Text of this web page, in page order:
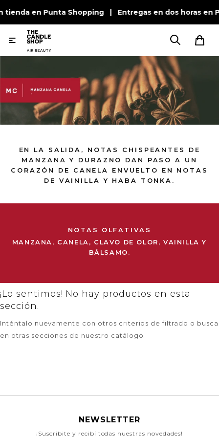
en Punta Shopping | Entregas en dos horas

EN LA SALIDA, NOTAS CHISPEANTES DE
MANZANA Y DURAZNO DAN PASO A UN
CORAZÓN DE CANELA ENVUELTO EN NOTAS
DE VAINILLA Y HABA TONKA.
NOTAS OLFATIVAS
MANZANA, CANELA, CLAVO DE OLOR, VAINILLA Y
BÁLSAMO.
¡Lo sentimos! No hay productos en esta
sección.
Inténtalo nuevamente con otros criterios de filtrado o busca
en otras secciones de nuestro catálogo.
NEWSLETTER
¡Suscribite y recibí todas nuestras novedades!